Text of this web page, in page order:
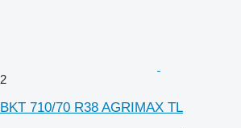
2
BKT 710/70 R38 AGRIMAX TL